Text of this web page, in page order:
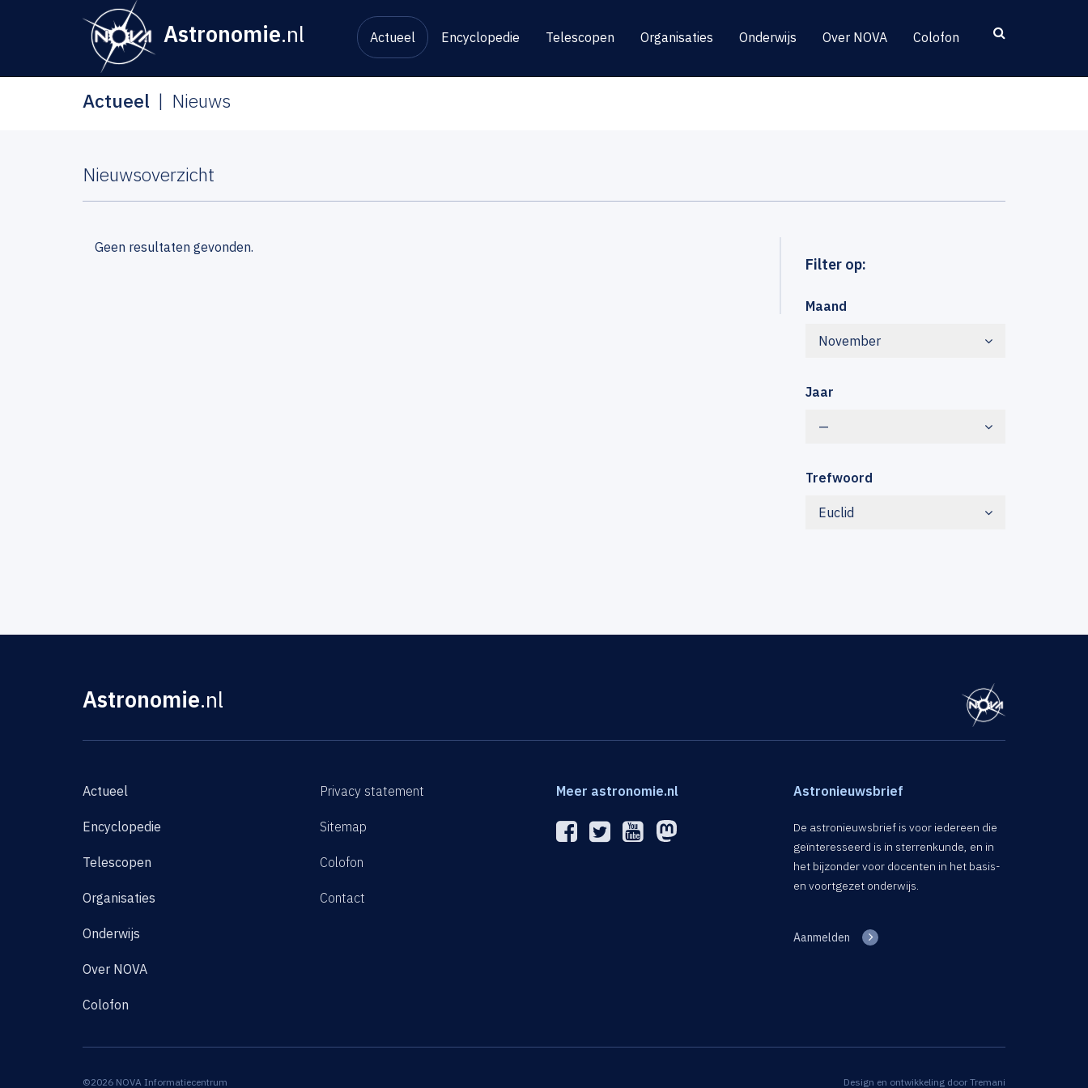
Astronomie.nl Actueel Encyclopedie Telescopen Organisaties Onderwijs Over NOVA Colofon
Actueel Nieuws
Nieuwsoverzicht
Filter op:
Maand
November
Jaar
—
Trefwoord
Euclid
Geen resultaten gevonden.
Astronomie.nl
Actueel
Encyclopedie
Telescopen
Organisaties
Onderwijs
Over NOVA
Colofon
Privacy statement
Sitemap
Colofon
Contact
Meer astronomie.nl Astronieuwsbrief
De astronieuwsbrief is voor iedereen die
geïnteresseerd is in sterrenkunde, en in
het bijzonder voor docenten in het basis-
en voortgezet onderwijs.
Aanmelden
©2026 NOVA Informatiecentrum Design en ontwikkeling door Tremani